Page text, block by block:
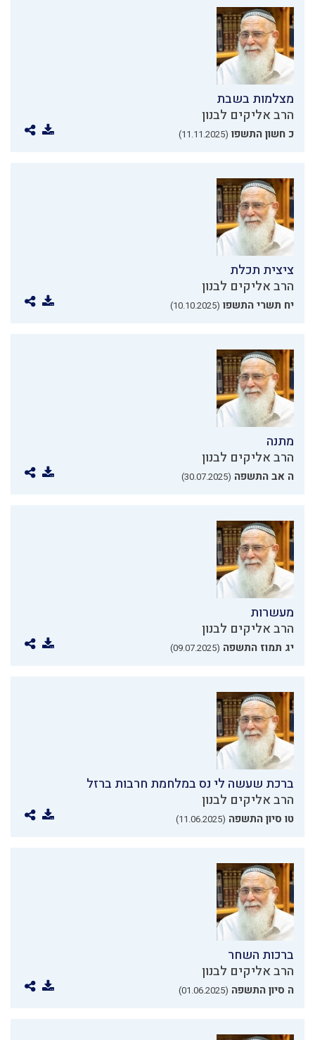
מצלמות בשבת
הרב אליקים לבנון
כ חשון התשפו (11.11.2025)
ציצית תכלת
הרב אליקים לבנון
יח תשרי התשפו (10.10.2025)
מתנה
הרב אליקים לבנון
ה אב התשפה (30.07.2025)
מעשרות
הרב אליקים לבנון
יג תמוז התשפה (09.07.2025)
ברכת שעשה לי נס במלחמת חרבות ברזל
הרב אליקים לבנון
טו סיון התשפה (11.06.2025)
ברכות השחר
הרב אליקים לבנון
ה סיון התשפה (01.06.2025)